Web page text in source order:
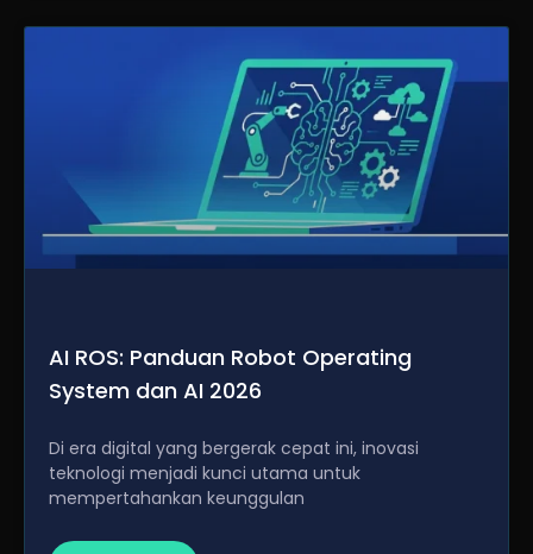
AI ROS: Panduan Robot Operating
System dan AI 2026
Di era digital yang bergerak cepat ini, inovasi
teknologi menjadi kunci utama untuk
mempertahankan keunggulan